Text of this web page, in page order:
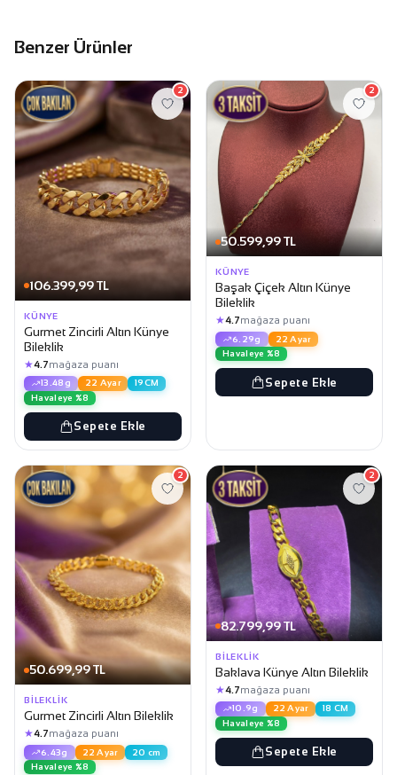
Benzer Ürünler
106.399,99 TL
2
KÜNYE
Gurmet Zincirli Altın Künye
Bileklik
★4.7mağaza puanı
13.48g 22 Ayar
19CM
Havaleye %8
Sepete Ekle
50.599,99 TL
2
KÜNYE
Başak Çiçek Altın Künye
Bileklik
★4.7mağaza puanı
6.29g
22 Ayar
Havaleye %8
Sepete Ekle
50.699,99 TL
2
BILEKLIK
Gurmet Zincirli Altın Bileklik
★4.7mağaza puanı
6.43g 22 Ayar
20 cm
Havaleye %8
82.799,99 TL
2
BILEKLIK
Baklava Künye Altın Bileklik
★4.7mağaza puanı
10.9g 22 Ayar
18 CM
Havaleye %8
Sepete Ekle